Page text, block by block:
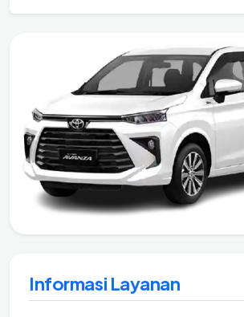
Informasi Layanan